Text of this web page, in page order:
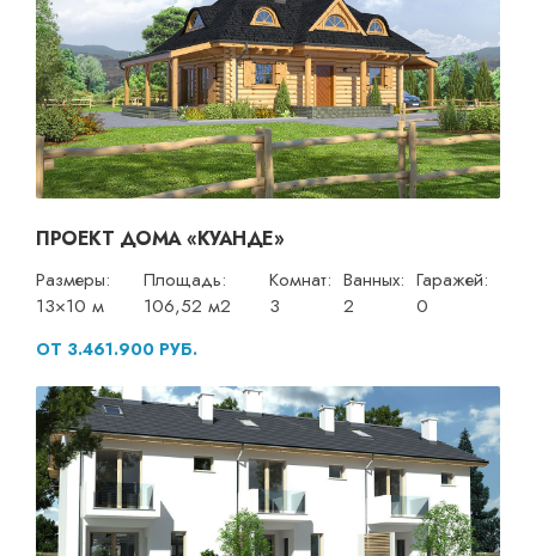
ПРОЕКТ ДОМА «КУАНДЕ»
Размеры:
13×10 м
Площадь:
106,52 м2
Комнат:
3
Ванных:
2
Гаражей:
0
ОТ 3.461.900 РУБ.